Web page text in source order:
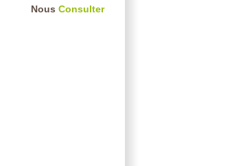
Nous Consulter